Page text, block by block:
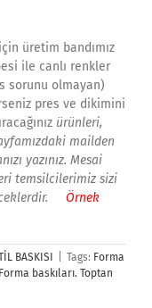
üretim bandımız
ile canlı renkler
sorunu olmayan)
pres ve dikimini
ürünleri,
mailden
yazınız. Mesai
temsilcilerimiz sizi
Örnek
BASKISI Tags: Forma
baskıları. Toptan